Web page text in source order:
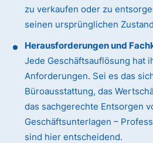
zu verkaufen oder zu
seinen ursprünglichen
Herausforderungen und
Jede Geschäftsauflösung hat
Anforderungen. Sei es das
Büroausstattung, das
das sachgerechte Entsorgen
Geschäftsunterlagen –
sind hier entscheidend.